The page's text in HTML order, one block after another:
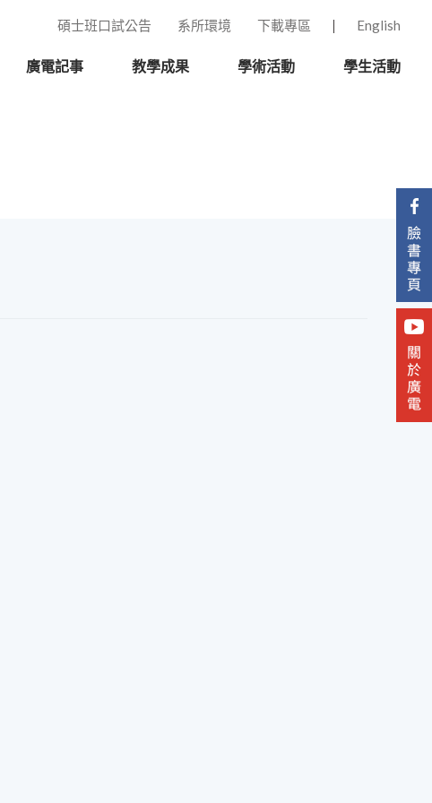
碩士班口試公告 系所環境 下載專區 English
廣電記事 教學成果 學術活動 學生活動